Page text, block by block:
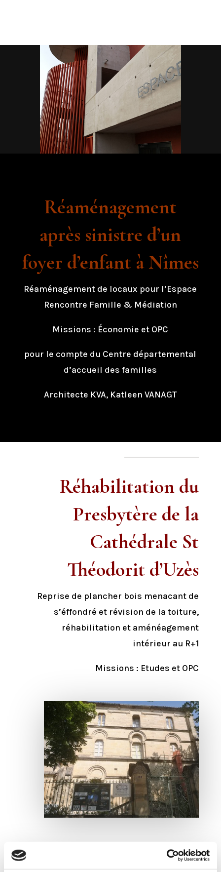
Réaménagement
après sinistre d’un
foyer d’enfant à Nîmes
Réaménagement de locaux pour l’Espace
Rencontre Famille & Médiation
Missions : Économie et OPC
pour le compte du Centre départemental
d’accueil des familles
Architecte KVA, Katleen VANAGT
Réhabilitation du
Presbytère de la
Cathédrale St
Théodorit d’Uzès
Reprise de plancher bois menacant de
s’éffondré et révision de la toiture,
réhabilitation et aménéagement
intérieur au R+1
Missions : Etudes et OPC